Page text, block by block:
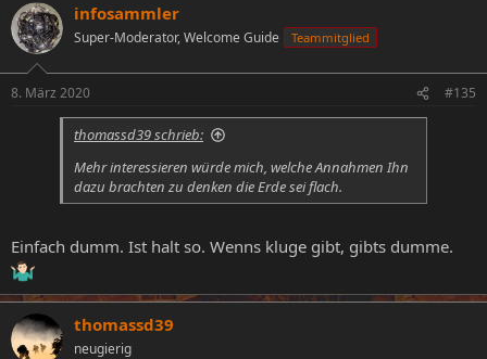
infosammler
Super-Moderator, Welcome Guide Teammitglied
8. März 2020 #135
thomassd39 schrieb:
Mehr interessieren würde mich, welche Annahmen Ihn
dazu brachten zu denken die Erde sei flach.
Einfach dumm. Ist halt so. Wenns kluge gibt, gibts dumme.
thomassd39
neugierig